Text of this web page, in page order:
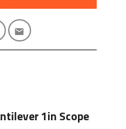
1in Scope